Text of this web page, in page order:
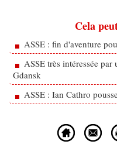
Cela
ASSE : fin d'aventure
ASSE très intéressée
Gdansk
ASSE : Ian Cathro